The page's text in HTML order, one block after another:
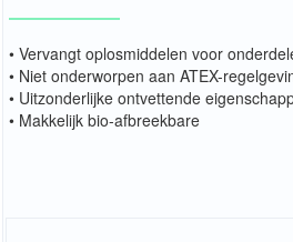
• Vervangt oplosmiddelen voor
• Niet onderworpen aan ATEX-
• Uitzonderlijke ontvettende
• Makkelijk bio-afbreekbare